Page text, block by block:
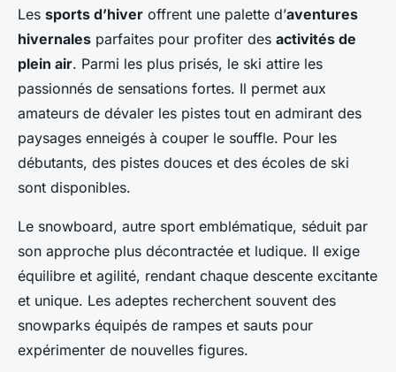
Les sports d’hiver offrent une palette d’aventures
hivernales parfaites pour profiter des activités de
plein air. Parmi les plus prisés, le ski attire les
passionnés de sensations fortes. Il permet aux
amateurs de dévaler les pistes tout en admirant des
paysages enneigés à couper le souffle. Pour les
débutants, des pistes douces et des écoles de ski
sont disponibles.
Le snowboard, autre sport emblématique, séduit par
son approche plus décontractée et ludique. Il exige
équilibre et agilité, rendant chaque descente excitante
et unique. Les adeptes recherchent souvent des
snowparks équipés de rampes et sauts pour
expérimenter de nouvelles figures.